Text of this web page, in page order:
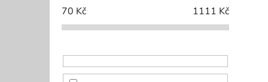
70 Kč 1111 Kč